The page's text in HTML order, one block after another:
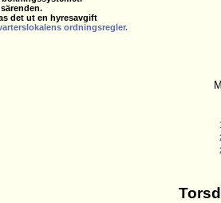
det ut en hyresavgift
ordningsregler.